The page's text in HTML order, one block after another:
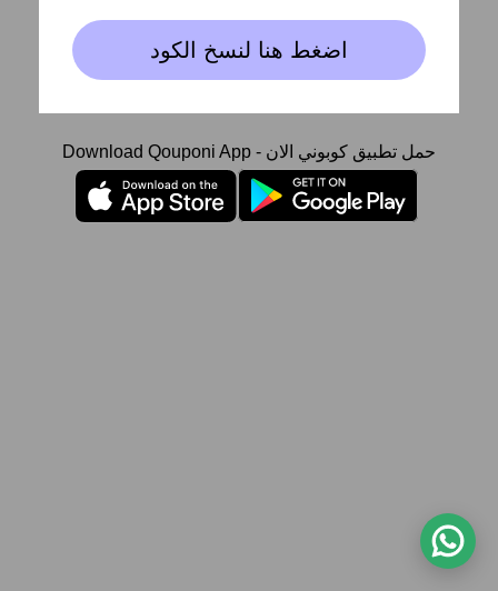
اضغط هنا لنسخ الكود
Download Qouponi App - حمل تطبيق كوبوني الان